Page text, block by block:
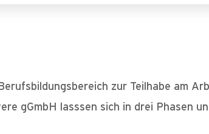
zur Teilhabe am
gGmbH lasssen sich in drei Phasen